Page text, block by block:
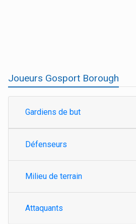
Joueurs Gosport Borough
Gardiens de but
Défenseurs
Milieu de terrain
Attaquants